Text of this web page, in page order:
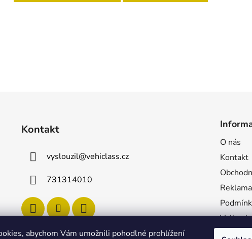
abychom Vám umožnili pohodlné prohlížení
Kontakt
vyslouzil@vehiclass.cz
731314010
O nás
Kontakt
Pro